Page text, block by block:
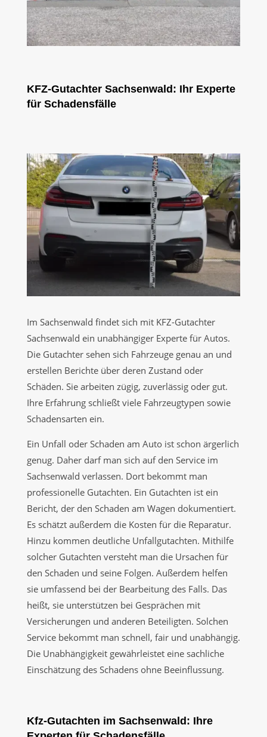
KFZ-Gutachter Sachsenwald: Ihr Experte
für Schadensfälle
Im Sachsenwald findet sich mit KFZ-Gutachter
Sachsenwald ein unabhängiger Experte für Autos.
Die Gutachter sehen sich Fahrzeuge genau an und
erstellen Berichte über deren Zustand oder
Schäden. Sie arbeiten zügig, zuverlässig oder gut.
Ihre Erfahrung schließt viele Fahrzeugtypen sowie
Schadensarten ein.
Ein Unfall oder Schaden am Auto ist schon ärgerlich
genug. Daher darf man sich auf den Service im
Sachsenwald verlassen. Dort bekommt man
professionelle Gutachten. Ein Gutachten ist ein
Bericht, der den Schaden am Wagen dokumentiert.
Es schätzt außerdem die Kosten für die Reparatur.
Hinzu kommen deutliche Unfallgutachten. Mithilfe
solcher Gutachten versteht man die Ursachen für
den Schaden und seine Folgen. Außerdem helfen
sie umfassend bei der Bearbeitung des Falls. Das
heißt, sie unterstützen bei Gesprächen mit
Versicherungen und anderen Beteiligten. Solchen
Service bekommt man schnell, fair und unabhängig.
Die Unabhängigkeit gewährleistet eine sachliche
Einschätzung des Schadens ohne Beeinflussung.
Kfz-Gutachten im Sachsenwald: Ihre